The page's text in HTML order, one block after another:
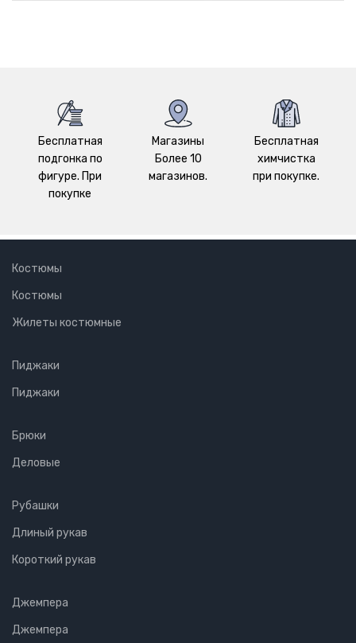
Бесплатная
подгонка по
фигуре. При
покупке
Магазины
Более 10
магазинов.
Бесплатная
химчистка
при покупке.
Костюмы
Костюмы
Жилеты костюмные
Пиджаки
Пиджаки
Брюки
Деловые
Рубашки
Длиный рукав
Короткий рукав
Джемпера
Джемпера